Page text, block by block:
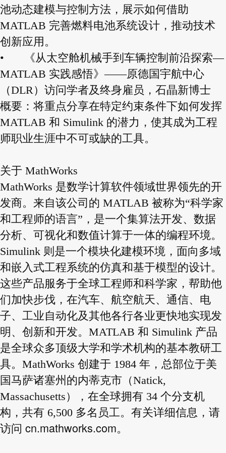
池动态建模与控制方法，展示如何借助
MATLAB 完善燃料电池系统设计，推动技术
创新应用。
•
《从太空舱机械手到车辆控制前沿探索—
MATLAB 实践感悟》——原德国宇航中心
（DLR）访问学者及终身雇员，石晶新博士
概要：将重点分享在特定约束条件下如何发挥
MATLAB 和 Simulink 的潜力，使其成为工程
师职业生涯中不可或缺的工具。
关于 MathWorks
MathWorks 是数学计算软件领域世界领先的开
发商。来自该公司的 MATLAB 被称为“科学家
和工程师的语言”，是一个集算法开发、数据
分析、可视化和数值计算于一体的编程环境。
Simulink 则是一个模块化建模环境，面向多域
和嵌入式工程系统的仿真和基于模型的设计。
这些产品服务于全球工程师和科学家，帮助他
们加快步伐，在汽车、航空航天、通信、电
子、工业自动化及其他各行各业更快地实现发
明、创新和开发。MATLAB 和 Simulink 产品
是全球众多顶级大学和学术机构的基本教研工
具。MathWorks 创建于 1984 年，总部位于美
国马萨诸塞州的内蒂克市（Natick,
Massachusetts），在全球拥有 34 个分支机
构，共有 6,500 多名员工。有关详细信息，请
访问 cn.mathworks.com。